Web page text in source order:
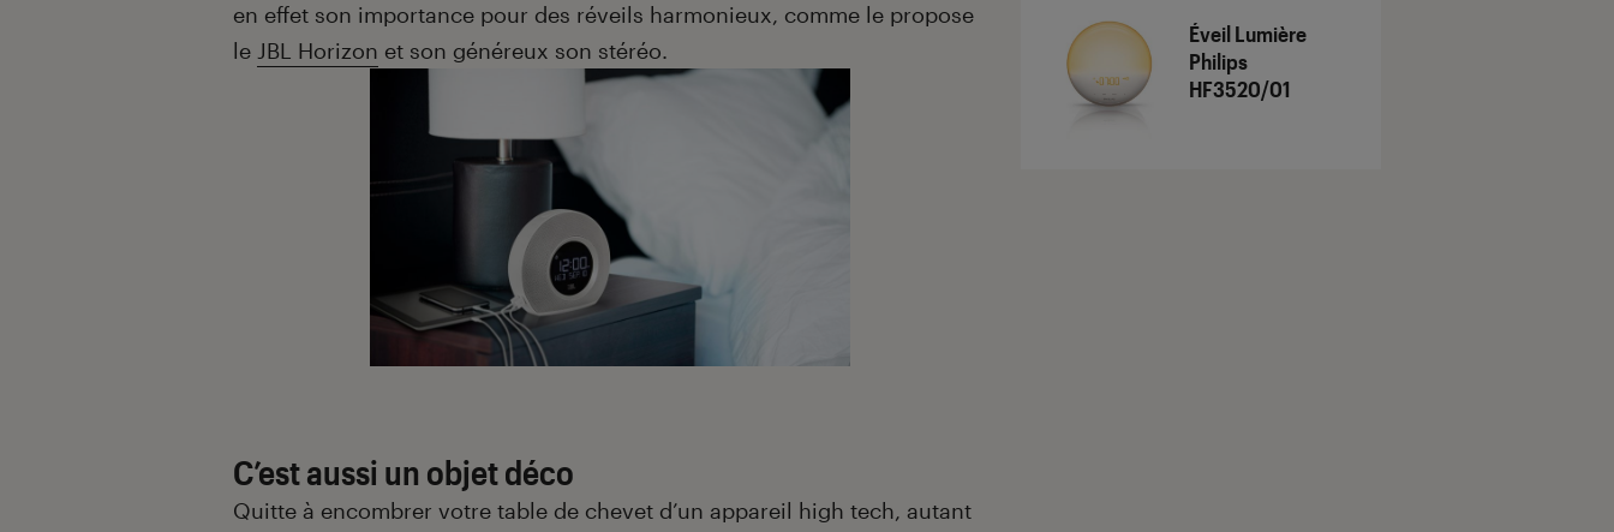
en effet son importance pour des réveils harmonieux, comme le propose
le JBL Horizon et son généreux son stéréo.
C’est aussi un objet déco
Quitte à encombrer votre table de chevet d’un appareil high tech, autant
Éveil Lumière
Philips
HF3520/01